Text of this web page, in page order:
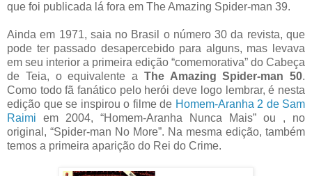
que foi publicada lá fora em The Amazing Spider-man 39.
Ainda em 1971, saia no Brasil o número 30 da revista, que
pode ter passado desapercebido para alguns, mas levava
em seu interior a primeira edição “comemorativa” do Cabeça
de Teia, o equivalente a The Amazing Spider-man 50.
Como todo fã fanático pelo herói deve logo lembrar, é nesta
edição que se inspirou o filme de Homem-Aranha 2 de Sam
Raimi em 2004, “Homem-Aranha Nunca Mais” ou , no
original, “Spider-man No More”. Na mesma edição, também
temos a primeira aparição do Rei do Crime.